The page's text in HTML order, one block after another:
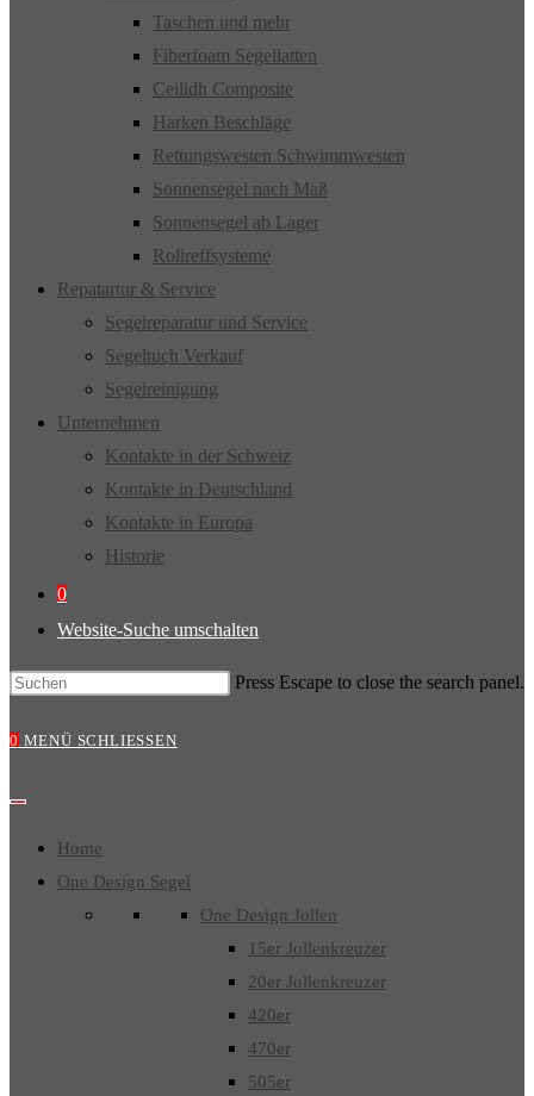
Taschen und mehr
Fiberfoam Segellatten
Ceilidh Composite
Harken Beschläge
Rettungswesten Schwimmwesten
Sonnensegel nach Maß
Sonnensegel ab Lager
Rollreffsysteme
Repatartur & Service
Segelreparatur und Service
Segeltuch Verkauf
Segelreinigung
Unternehmen
Kontakte in der Schweiz
Kontakte in Deutschland
Kontakte in Europa
Historie
0
Website-Suche umschalten
Press Escape to close the search panel.
0 MENÜ SCHLIESSEN
Home
One Design Segel
One Design Jollen
15er Jollenkreuzer
20er Jollenkreuzer
420er
470er
505er